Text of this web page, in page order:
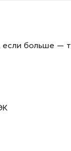
больше —